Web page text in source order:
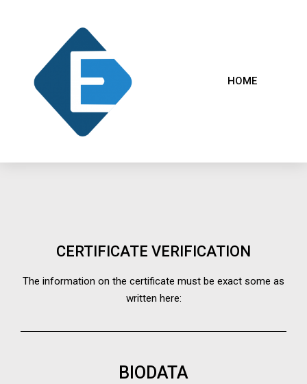
HOME
CERTIFICATE VERIFICATION
The information on the certificate must be exact some as
written here:
BIODATA